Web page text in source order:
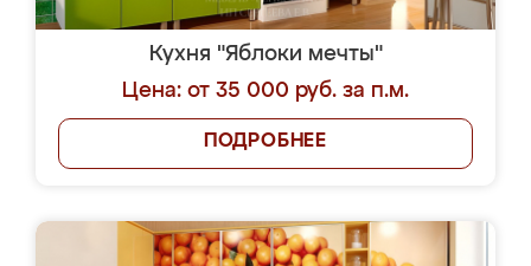
Кухня "Яблоки мечты"
Цена: от 35 000 руб. за п.м.
ПОДРОБНЕЕ